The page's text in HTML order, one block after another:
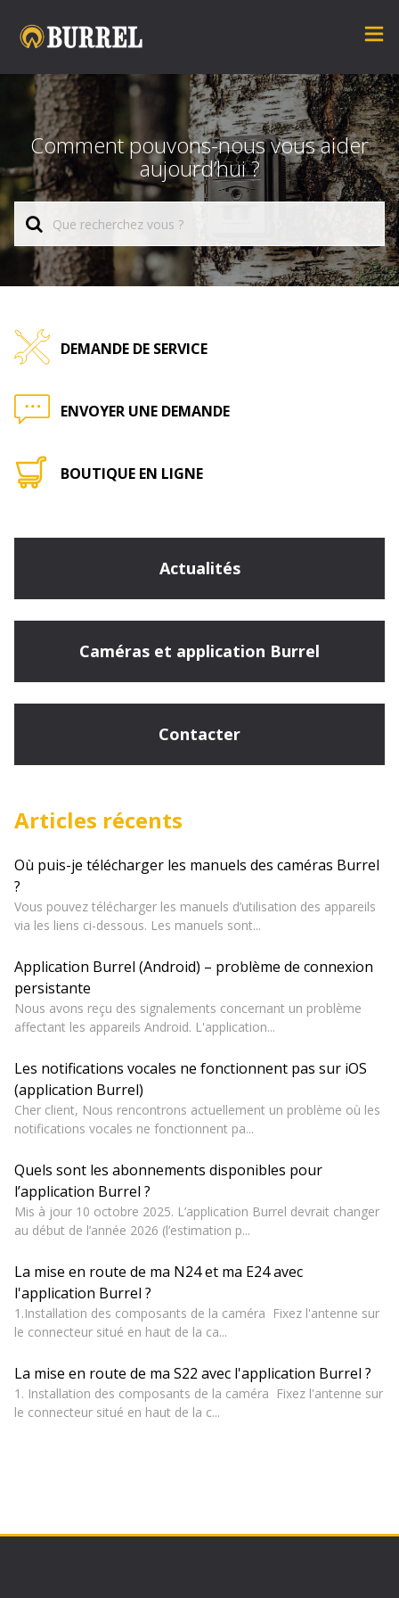
Comment pouvons-nous vous aider
aujourd’hui ?
DEMANDE DE SERVICE
ENVOYER UNE DEMANDE
BOUTIQUE EN LIGNE
Actualités
Caméras et application Burrel
Contacter
Articles récents
Où puis-je télécharger les manuels des caméras Burrel
?
Vous pouvez télécharger les manuels d’utilisation des appareils
via les liens ci-dessous. Les manuels sont...
Application Burrel (Android) – problème de connexion
persistante
Nous avons reçu des signalements concernant un problème
affectant les appareils Android. L'application...
Les notifications vocales ne fonctionnent pas sur iOS
(application Burrel)
Cher client, Nous rencontrons actuellement un problème où les
notifications vocales ne fonctionnent pa...
Quels sont les abonnements disponibles pour
l’application Burrel ?
Mis à jour 10 octobre 2025. L’application Burrel devrait changer
au début de l’année 2026 (l’estimation p...
La mise en route de ma N24 et ma E24 avec
l'application Burrel ?
1.Installation des composants de la caméra Fixez l'antenne sur
le connecteur situé en haut de la ca...
La mise en route de ma S22 avec l'application Burrel ?
1. Installation des composants de la caméra Fixez l'antenne sur
le connecteur situé en haut de la c...